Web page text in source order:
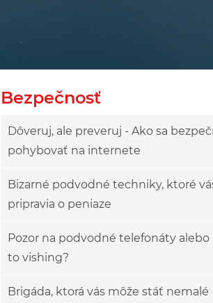
Bezpečnosť
Dôveruj, ale preveruj - Ako sa
pohybovať na internete
Bizarné podvodné techniky, ktoré
pripravia o peniaze
Pozor na podvodné telefonáty alebo
to vishing?
Brigáda, ktorá vás môže stáť nemalé